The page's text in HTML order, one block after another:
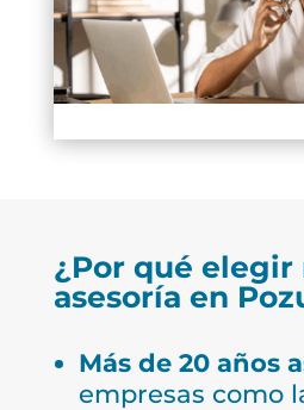
¿Por qué elegir
asesoría en
Más de 20 años
empresas como